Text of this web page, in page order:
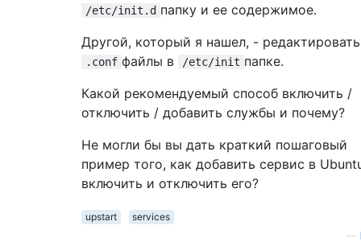
/etc/init.d папку и ее содержимое.
Другой, который я нашел, - редактировать
.conf файлы в /etc/init папке.
Какой рекомендуемый способ включить /
отключить / добавить службы и почему?
Не могли бы вы дать краткий пошаговый
пример того, как добавить сервис в
включить и отключить его?
upstart
services
—